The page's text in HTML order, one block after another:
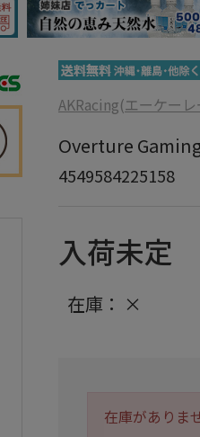
AKRacing(エーケー
Overture
4549584225158
入荷未定
在庫： ×
在庫がありま